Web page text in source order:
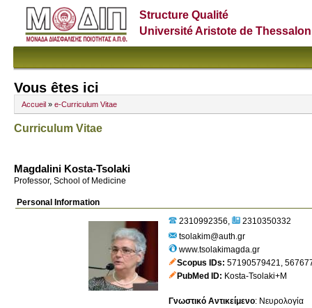
Structure Qualité
Université Aristote de
Vous êtes ici
Accueil » e-Curriculum Vitae
Curriculum Vitae
Magdalini Kosta-Tsolaki
Professor, School of Medicine
Personal Information
2310992356
2310350332
tsolakim@auth.gr
www.tsolakimagda.gr
Scopus IDs 57190579421,
PubMed ID Kosta-Tsolaki+M
Γνωστικό Αντικείμενο: Νευρολογία